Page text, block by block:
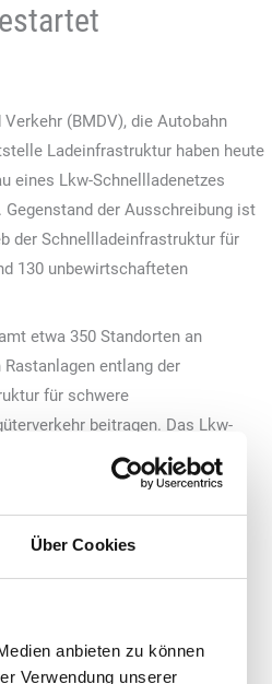
Über Cookies
anbieten zu können
Verwendung unserer
(BMDV), die Autobahn
Ladeinfrastruktur haben heute
eines Lkw-Schnellladenetzes
der Ausschreibung ist
der Schnellladeinfrastruktur für
130 unbewirtschafteten
etwa 350 Standorten an
entlang der
für schwere
beitragen. Das Lkw-
Anforderungen des
schaffen eine verlässliche
die notwendige
den Standort Deutschland als